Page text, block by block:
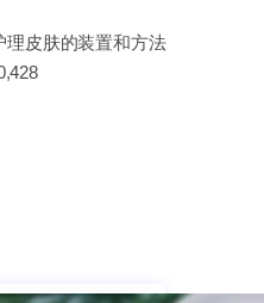
理皮肤的装置和方法